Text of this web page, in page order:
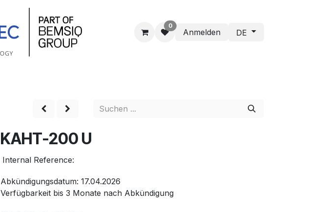
0
Anmelden DE
KAHT-200 U
Internal Reference:
Abkündigungsdatum: 17.04.2026
Verfügbarkeit bis 3 Monate nach Abkündigung